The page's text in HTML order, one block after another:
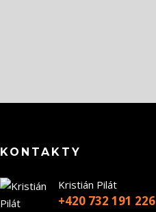
KONTAKTY
Kristián Pilát
+420 732 191 226